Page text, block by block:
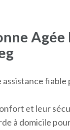
Agée
assistance fiable
et leur
à domicile